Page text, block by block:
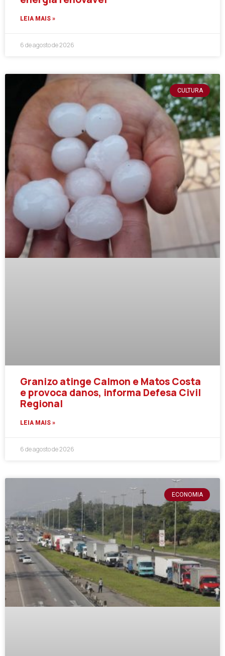
LEIA MAIS »
6 de agosto de 2026
CULTURA
Granizo atinge Calmon e Matos Costa
e provoca danos, informa Defesa Civil
Regional
LEIA MAIS »
6 de agosto de 2026
ECONOMIA